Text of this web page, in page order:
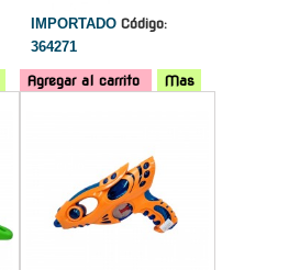
IMPORTADO Código:
364271
Agregar al carrito
Mas